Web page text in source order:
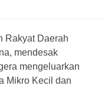
Rakyat Daerah
mendesak
mengeluarkan
Mikro Kecil dan